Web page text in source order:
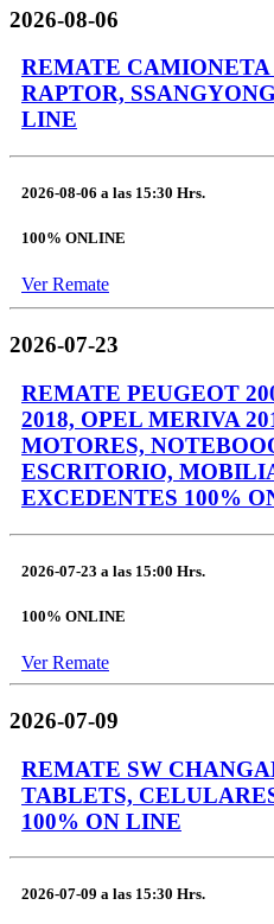
2026-08-06
REMATE CAMIONETA
RAPTOR,
LINE
2026-08-06 a las 15:30 Hrs.
100% ONLINE
Ver Remate
2026-07-23
REMATE PEUGEOT
2018, OPEL MERIVA
MOTORES,
ESCRITORIO,
EXCEDENTES 100%
2026-07-23 a las 15:00 Hrs.
100% ONLINE
Ver Remate
2026-07-09
REMATE SW
TABLETS,
100% ON LINE
2026-07-09 a las 15:30 Hrs.